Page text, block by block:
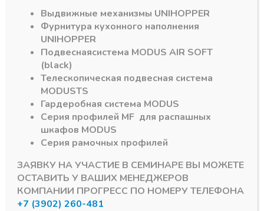
Подпишитесь на рассылку акций
#MODUS 6 #Система DTC
#DRAGON-BOX 1 #D-MOTION 1
Выдвижные механизмы UNIHOPPER
Фурнитура кухонного наполнения
UNIHOPPER
Подвеснаясистема MODUS AIR SOFT
(black)
Телескопическая подвесная система
MODUSTS
Гардеробная система MODUS
Серия профилей MF для распашных
шкафов MODUS
Серия рамочных профилей
ЗАЯВКУ НА УЧАСТИЕ В СЕМИНАРЕ ВЫ МОЖЕТЕ
ОСТАВИТЬ У ВАШИХ МЕНЕДЖЕРОВ
КОМПАНИИ ПРОГРЕСС ПО НОМЕРУ ТЕЛЕФОНА
+7 (3902) 260-481